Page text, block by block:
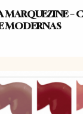
MARQUEZINE –
MODERNAS